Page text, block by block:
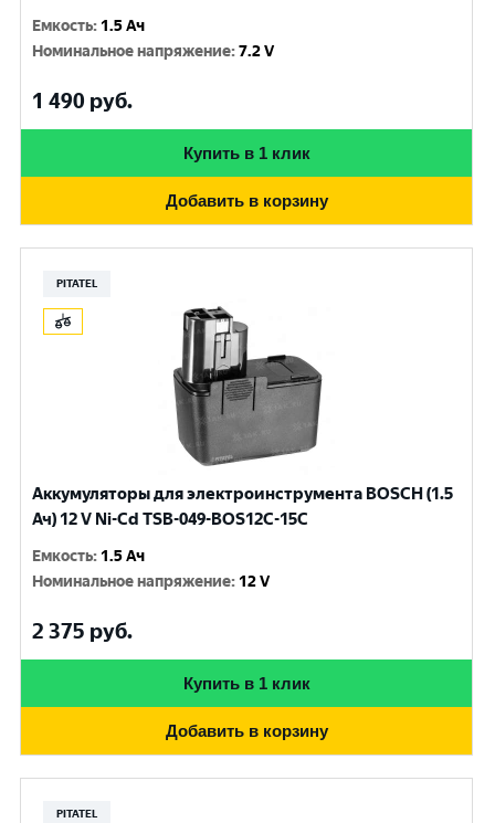
Емкость: 1.5 Ач
Номинальное напряжение:7.2 V
1 490 руб.
Купить в 1 клик
Добавить в корзину
PITATEL
Аккумуляторы для электроинструмента BOSCH (1.5
Ач) 12 V Ni-Cd TSB-049-BOS12C-15C
Емкость: 1.5 Ач
Номинальное напряжение: 12 V
2 375 руб.
Купить в 1 клик
Добавить в корзину
PITATEL